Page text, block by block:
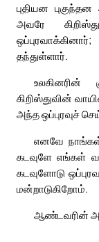
புதியன
அவரே
தந்துள்ளார்.
உலகினரின்
கிறிஸ்துவின்
அந்த ஒப்புரவுச்
எனவே நாங்கள்
கடவுளே எங்கள்
கடவுளோடு
மன்றாடுகிறோம்.
ஆண்டவரின்